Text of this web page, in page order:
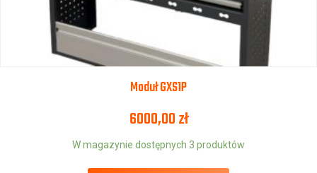
Moduł GXS1P
6000,00zł
W magazynie dostępnych 3 produktów